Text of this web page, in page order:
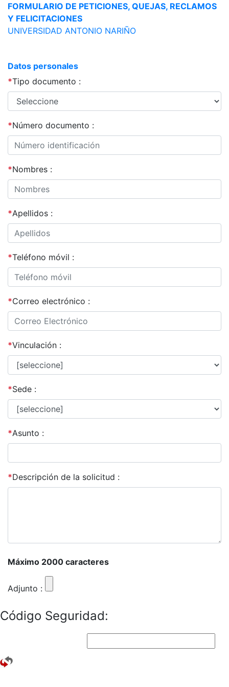
FORMULARIO DE PETICIONES, QUEJAS, RECLAMOS
Y FELICITACIONES
UNIVERSIDAD ANTONIO NARIÑO
Datos personales
*Tipo documento :
*Número documento :
*Nombres :
*Apellidos :
*Teléfono móvil :
*Correo electrónico :
*Vinculación :
*Sede :
*Asunto :
*Descripción de la solicitud :
Máximo 2000 caracteres
Adjunto :
Código Seguridad: